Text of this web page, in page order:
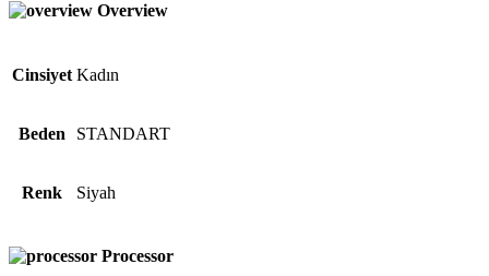
Overview
Cinsiyet Kadın
Beden STANDART
Renk Siyah
Processor